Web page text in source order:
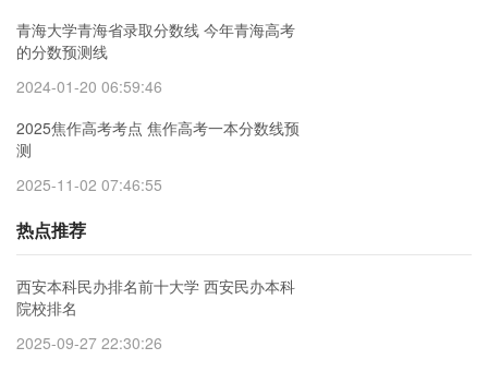
青海大学青海省录取分数线 今年青海高考
的分数预测线
2024-01-20 06:59:46
2025焦作高考考点 焦作高考一本分数线预
测
2025-11-02 07:46:55
热点推荐
西安本科民办排名前十大学 西安民办本科
院校排名
2025-09-27 22:30:26